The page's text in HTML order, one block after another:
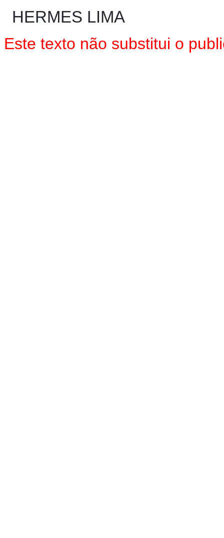
HERMES LIMA
Este texto não substitui o